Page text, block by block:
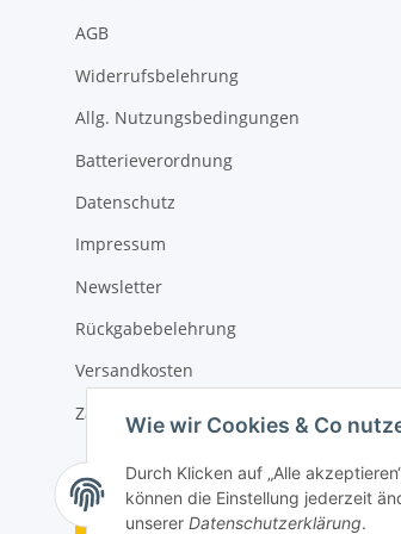
Wie wir Cookies & Co
Durch Klicken auf „Alle
können die Einstellung jederzeit
unserer Datenschutzerklärung.
AGB
Widerrufsbelehrung
Allg. Nutzungsbedingungen
Batterieverordnung
Datenschutz
Impressum
Newsletter
Rückgabebelehrung
Versandkosten
Zahlungsmöglichkeiten
Vertrag widerrufen